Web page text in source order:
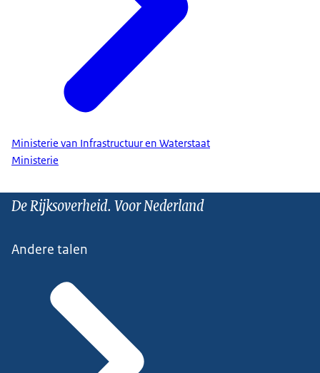
Ministerie van Infrastructuur en Waterstaat
Ministerie
De Rijksoverheid. Voor Nederland
Andere talen